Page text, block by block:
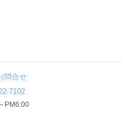
問合せ
7102
PM6:00